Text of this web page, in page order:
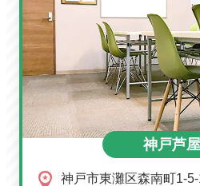
神戸芦
神戸市東灘区森南町1-5-